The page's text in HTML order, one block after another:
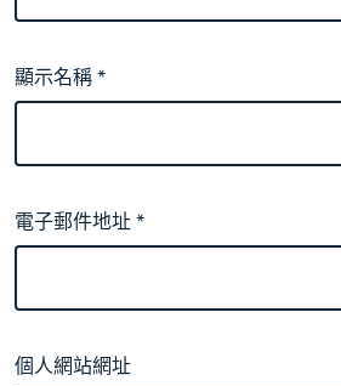
顯示名稱*
電子郵件地址*
個人網站網址